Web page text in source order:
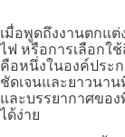
เมื่อพูดถึงงานตกแต่
ไฟ หรือการเลือกใ
คือหนึ่งในองค์ประ
ชัดเจนและยาวนาน
และบรรยากาศขอ
ได้ง่าย